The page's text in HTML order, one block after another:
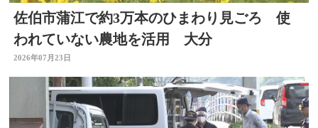
佐伯市蒲江で約3万本のひまわり見ごろ 使
われていない農地を活用 大分
2026年07月23日